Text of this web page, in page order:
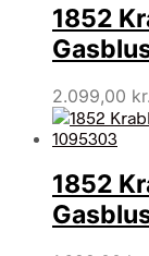
1852
2.099,00 kr.
1852